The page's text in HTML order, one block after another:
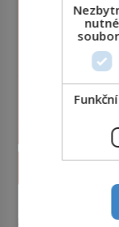
nutné